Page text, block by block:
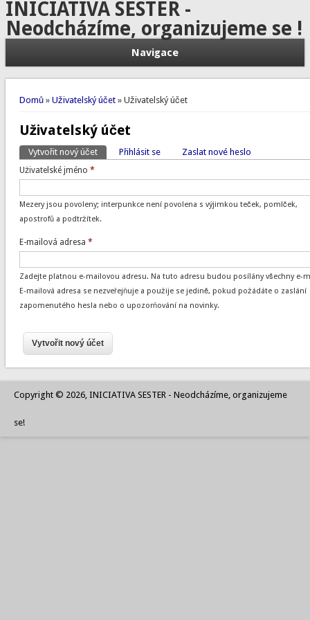
INICIATIVA SESTER -
Neodcházíme, organizujeme se !
Navigace
Jste zde
Domů» Uživatelský účet» Uživatelský účet
Uživatelský účet
Hlavní záložky
Vytvořit nový účet(aktivní záložka)
Přihlásit se Zaslat nové heslo
Uživatelské jméno *
Mezery jsou povoleny; interpunkce není povolena s výjimkou teček, pomlček,
apostrofů a podtržítek.
E-mailová adresa *
Zadejte platnou e-mailovou adresu. Na tuto adresu budou posílány všechny e-
E-mailová adresa se nezveřejňuje a použije se jedině, pokud požádáte o zaslání
zapomenutého hesla nebo o upozorňování na novinky.
Copyright © 2026, INICIATIVA SESTER - Neodcházíme, organizujeme
se!